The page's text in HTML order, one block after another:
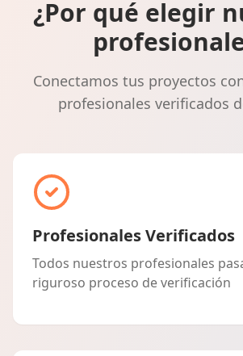
¿Por qué elegir
Conectamos tus proyectos
profesionales verificados
Profesionales Verificados
Todos nuestros profesionales
riguroso proceso de verificación